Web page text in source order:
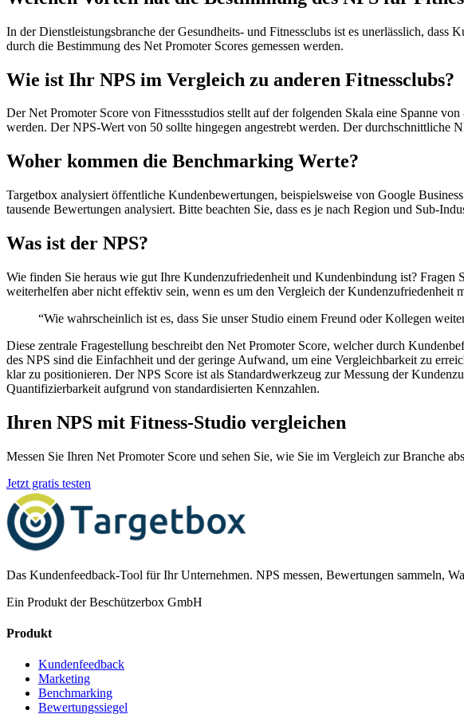
In der Dienstleistungsbranche der Gesundheits- und Fitnessclubs ist es unerlässlich,
durch die Bestimmung des Net Promoter Scores gemessen werden.
Wie ist Ihr NPS im Vergleich zu anderen Fitnessclubs?
Der Net Promoter Score von Fitnessstudios stellt auf der folgenden Skala eine Spanne
werden. Der NPS-Wert von 50 sollte hingegen angestrebt werden. Der durchschnittliche
Woher kommen die Benchmarking Werte?
Targetbox analysiert öffentliche Kundenbewertungen, beispielsweise von Google
tausende Bewertungen analysiert. Bitte beachten Sie, dass es je nach Region und Sub-
Was ist der NPS?
Wie finden Sie heraus wie gut Ihre Kundenzufriedenheit und Kundenbindung ist?
weiterhelfen aber nicht effektiv sein, wenn es um den Vergleich der Kundenzufriedenheit
“Wie wahrscheinlich ist es, dass Sie unser Studio einem Freund oder Kollegen
Diese zentrale Fragestellung beschreibt den Net Promoter Score, welcher durch
des NPS sind die Einfachheit und der geringe Aufwand, um eine Vergleichbarkeit zu
klar zu positionieren. Der NPS Score ist als Standardwerkzeug zur Messung der
Quantifizierbarkeit aufgrund von standardisierten Kennzahlen.
Ihren NPS mit Fitness-Studio vergleichen
Messen Sie Ihren Net Promoter Score und sehen Sie, wie Sie im Vergleich zur Branche
Jetzt gratis testen
Das Kundenfeedback-Tool für Ihr Unternehmen. NPS messen, Bewertungen sammeln,
Ein Produkt der Beschützerbox GmbH
Produkt
Kundenfeedback
Marketing
Benchmarking
Bewertungssiegel